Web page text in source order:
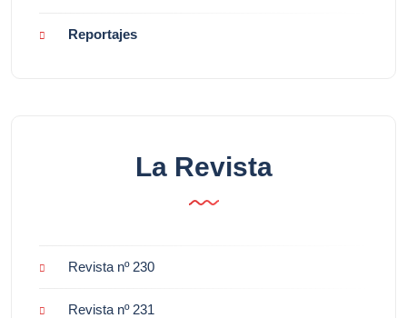
Reportajes
La Revista
Revista nº 230
Revista nº 231